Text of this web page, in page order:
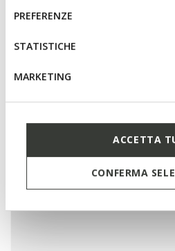
informazioni o per modificare
tue impostazioni, visita la nostra
consenso
PREFERENZE
STATISTICHE
MARKETING
ACCETTA
CONFERMA
Materiales
Te podría